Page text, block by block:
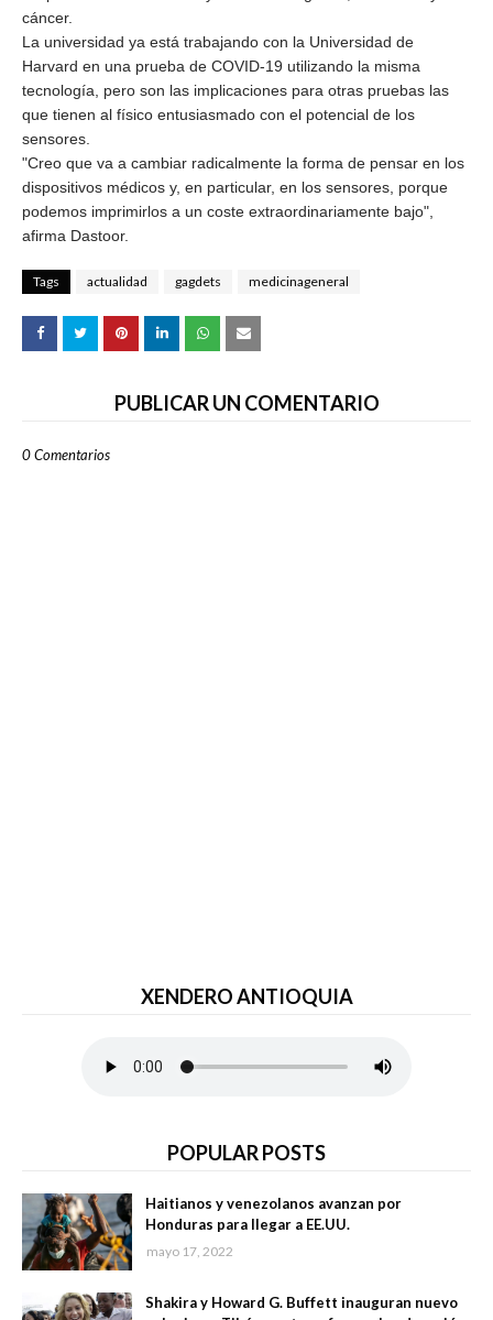
cáncer.
La universidad ya está trabajando con la Universidad de
Harvard en una prueba de COVID-19 utilizando la misma
tecnología, pero son las implicaciones para otras pruebas las
que tienen al físico entusiasmado con el potencial de los
sensores.
"Creo que va a cambiar radicalmente la forma de pensar en los
dispositivos médicos y, en particular, en los sensores, porque
podemos imprimirlos a un coste extraordinariamente bajo",
afirma Dastoor.
Tags actualidad gagdets medicinageneral
PUBLICAR UN COMENTARIO
0 Comentarios
XENDERO ANTIOQUIA
POPULAR POSTS
Haitianos y venezolanos avanzan por
Honduras para llegar a EE.UU.
mayo 17, 2022
Shakira y Howard G. Buffett inauguran nuevo